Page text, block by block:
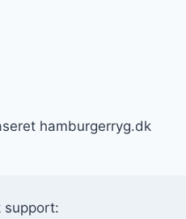
hamburgerryg.dk
support: